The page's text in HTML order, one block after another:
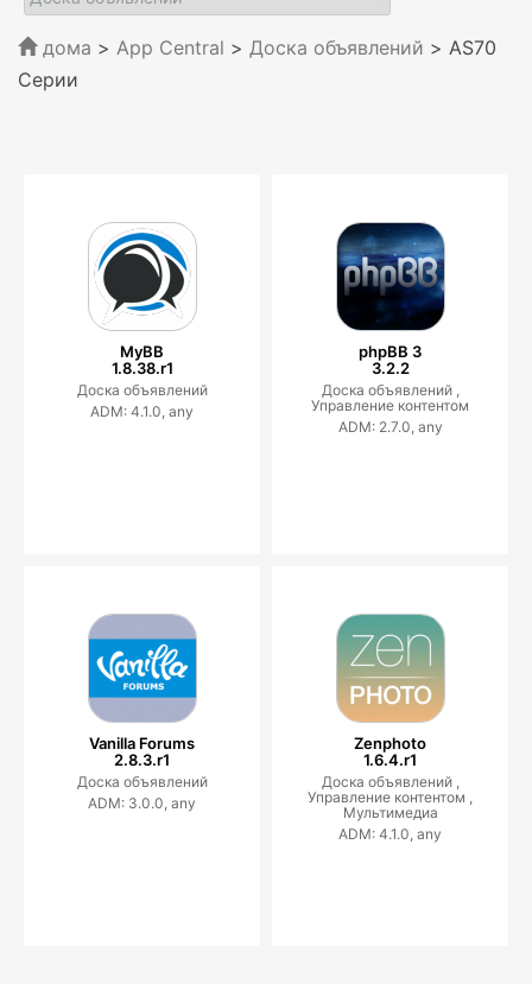
дома > App Central > Доска объявлений > AS70
Серии
MyBB
1.8.38.r1
Доска объявлений
ADM: 4.1.0, any
phpBB 3
3.2.2
Доска объявлений ,
Управление контентом
ADM: 2.7.0, any
Vanilla Forums
2.8.3.r1
Доска объявлений
ADM: 3.0.0, any
Zenphoto
1.6.4.r1
Доска объявлений ,
Управление контентом ,
Мультимедиа
ADM: 4.1.0, any